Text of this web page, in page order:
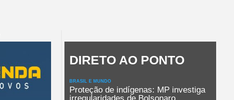
DIRETO AO PONTO
BRASIL E MUNDO
Proteção de indígenas: MP investiga